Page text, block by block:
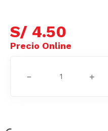
S/ 4.50
＋
－